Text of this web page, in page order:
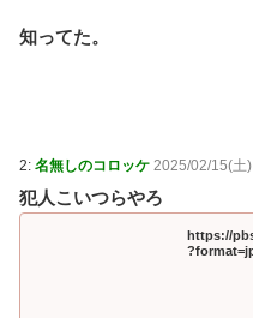
知ってた。
2: 名無しのコロッケ 2025/02/15(土
犯人こいつらやろ
https://